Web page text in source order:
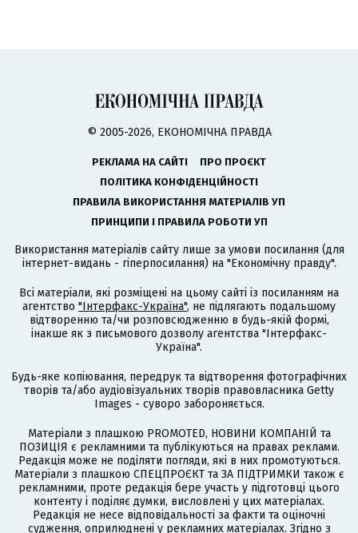
© 2005-2026, ЕКОНОМІЧНА ПРАВДА
РЕКЛАМА НА САЙТІ
ПРО ПРОЄКТ
ПОЛІТИКА КОНФІДЕНЦІЙНОСТІ
ПРАВИЛА ВИКОРИСТАННЯ МАТЕРІАЛІВ УП
ПРИНЦИПИ І ПРАВИЛА РОБОТИ УП
Використання матеріалів сайту лише за умови посилання (для
інтернет-видань - гіперпосилання) на "Економічну правду".
Всі матеріали, які розміщені на цьому сайті із посиланням на
агентство "Інтерфакс-Україна", не підлягають подальшому
відтворенню та/чи розповсюдженню в будь-якій формі,
інакше як з письмового дозволу агентства "Інтерфакс-
Україна".
Будь-яке копіювання, передрук та відтворення фотографічних
творів та/або аудіовізуальних творів правовласника Getty
Images - суворо забороняється.
Матеріали з плашкою PROMOTED, НОВИНИ КОМПАНІЙ та
ПОЗИЦІЯ є рекламними та публікуються на правах реклами.
Редакція може не поділяти погляди, які в них промотуються.
Матеріали з плашкою СПЕЦПРОЄКТ та ЗА ПІДТРИМКИ також є
рекламними, проте редакція бере участь у підготовці цього
контенту і поділяє думки, висловлені у цих матеріалах.
Редакція не несе відповідальності за факти та оціночні
судження, оприлюднені у рекламних матеріалах. Згідно з